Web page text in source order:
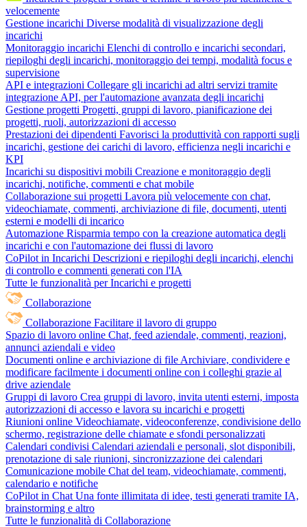
velocemente
Gestione incarichi Diverse modalità di visualizzazione degli
incarichi
Monitoraggio incarichi Elenchi di controllo e incarichi secondari,
riepiloghi degli incarichi, monitoraggio dei tempi, modalità focus e
supervisione
API e integrazioni Collegare gli incarichi ad altri servizi tramite
integrazione API, per l'automazione avanzata degli incarichi
Gestione progetti Progetti, gruppi di lavoro, pianificazione dei
progetti, ruoli, autorizzazioni di accesso
Prestazioni dei dipendenti Favorisci la produttività con rapporti sugli
incarichi, gestione dei carichi di lavoro, efficienza negli incarichi e
KPI
Incarichi su dispositivi mobili Creazione e monitoraggio degli
incarichi, notifiche, commenti e chat mobile
Collaborazione sui progetti Lavora più velocemente con chat,
videochiamate, commenti, archiviazione di file, documenti, utenti
esterni e modelli di incarico
Automazione Risparmia tempo con la creazione automatica degli
incarichi e con l'automazione dei flussi di lavoro
CoPilot in Incarichi Descrizioni e riepiloghi degli incarichi, elenchi
di controllo e commenti generati con l'IA
Tutte le funzionalità per Incarichi e progetti
Collaborazione
Collaborazione Facilitare il lavoro di gruppo
Spazio di lavoro online Chat, feed aziendale, commenti, reazioni,
annunci aziendali e video
Documenti online e archiviazione di file Archiviare, condividere e
modificare facilmente i documenti online con i colleghi grazie al
drive aziendale
Gruppi di lavoro Crea gruppi di lavoro, invita utenti esterni, imposta
autorizzazioni di accesso e lavora su incarichi e progetti
Riunioni online Videochiamate, videoconferenze, condivisione dello
schermo, registrazione delle chiamate e sfondi personalizzati
Calendari condivisi Calendari aziendali e personali, slot disponibili,
prenotazione di sale riunioni, sincronizzazione dei calendari
Comunicazione mobile Chat del team, videochiamate, commenti,
calendario e notifiche
CoPilot in Chat Una fonte illimitata di idee, testi generati tramite IA,
brainstorming e altro
Tutte le funzionalità di Collaborazione